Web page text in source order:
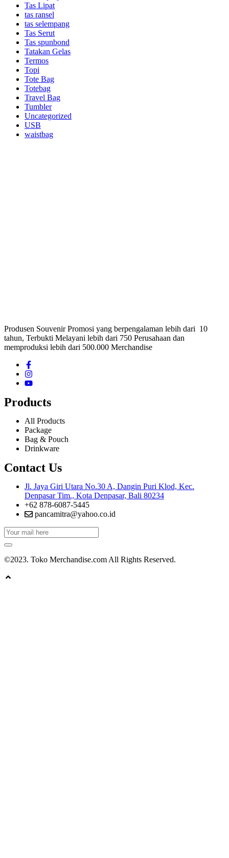
Tas Lipat
tas ransel
tas selempang
Tas Serut
Tas spunbond
Tatakan Gelas
Termos
Topi
Tote Bag
Totebag
Travel Bag
Tumbler
Uncategorized
USB
waistbag
Produsen Souvenir Promosi yang berpengalaman lebih dari 10
tahun, Terbukti Melayani lebih dari 750 Perusahaan dan
memproduksi lebih dari 500.000 Merchandise
Products
All Products
Package
Bag & Pouch
Drinkware
Contact Us
Jl. Jaya Giri Utara No.30 A, Dangin Puri Klod, Kec.
Denpasar Tim., Kota Denpasar, Bali 80234
+62 878-6087-5445
pancamitra@yahoo.co.id
©2023. Toko Merchandise.com All Rights Reserved.